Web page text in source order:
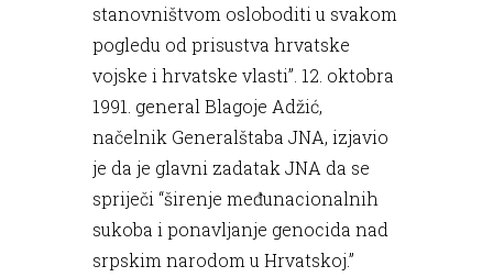
stanovništvom osloboditi u svakom
pogledu od prisustva hrvatske
vojske i hrvatske vlasti”. 12. oktobra
1991. general Blagoje Adžić,
načelnik Generalštaba JNA, izjavio
je da je glavni zadatak JNA da se
spriječi “širenje međunacionalnih
sukoba i ponavljanje genocida nad
srpskim narodom u Hrvatskoj.”